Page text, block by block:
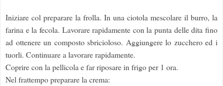
Iniziare col preparare la frolla. In una ciotola mescolare il burro, la
farina e la fecola. Lavorare rapidamente con la punta delle dita fino
ad ottenere un composto sbricioloso. Aggiungere lo zucchero ed i
tuorli. Continuare a lavorare rapidamente.
Coprire con la pellicola e far riposare in frigo per 1 ora.
Nel frattempo preparare la crema: